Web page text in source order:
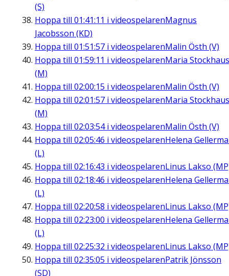
(S)
Hoppa till 01:41:11 i videospelarenMagnus
Jacobsson (KD)
Hoppa till 01:51:57 i videospelarenMalin Östh (V)
Hoppa till 01:59:11 i videospelarenMaria Stockhaus
(M)
Hoppa till 02:00:15 i videospelarenMalin Östh (V)
Hoppa till 02:01:57 i videospelarenMaria Stockhaus
(M)
Hoppa till 02:03:54i videospelarenMalin Östh (V)
Hoppa till 02:05:46 i videospelarenHelena
(L)
Hoppa till 02:16:43 i videospelarenLinus Lakso
Hoppa till 02:18:46 i videospelarenHelena
(L)
Hoppa till 02:20:58 i videospelarenLinus Lakso
Hoppa till 02:23:00 i videospelarenHelena
(L)
Hoppa till 02:25:32 i videospelarenLinus Lakso
Hoppa till 02:35:05 i videospelarenPatrik Jönsson
(SD)